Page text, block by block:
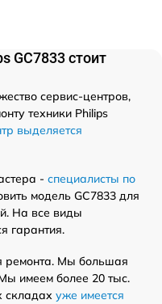
GC7833 стоит
сервис-центров,
техники Philips
выделяется
- специалисты по
модель GC7833 для
На все виды
гарантия.
ремонта. Мы большая
имеем более 20 тыс.
складах уже имеется